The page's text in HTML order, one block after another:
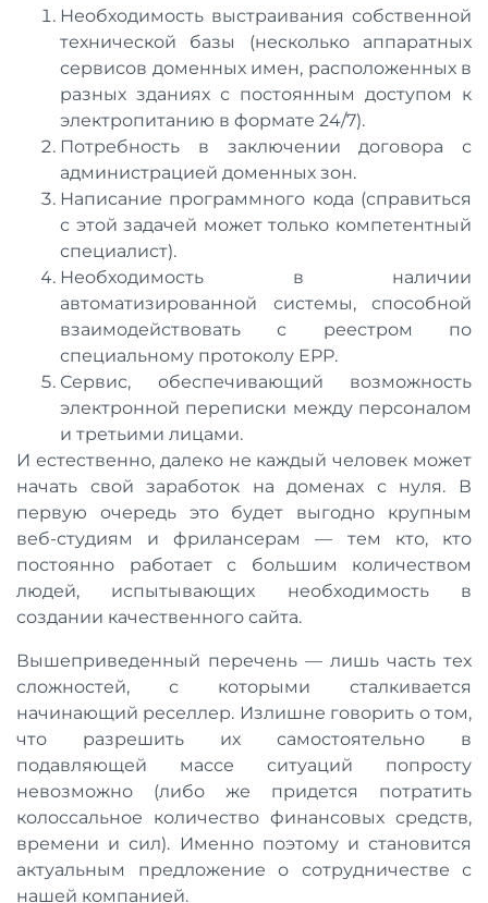
Необходимость выстраивания собственной
технической базы (несколько аппаратных
сервисов доменных имен, расположенных в
разных зданиях с постоянным доступом к
электропитанию в формате 24/7).
Потребность в заключении договора с
администрацией доменных зон.
Написание программного кода (справиться
с этой задачей может только компетентный
специалист).
Необходимость в наличии
автоматизированной системы, способной
взаимодействовать с реестром по
специальному протоколу EPP.
Сервис, обеспечивающий возможность
электронной переписки между персоналом
и третьими лицами.
И естественно, далеко не каждый человек может
начать свой заработок на доменах с нуля. В
первую очередь это будет выгодно крупным
веб-студиям и фрилансерам — тем кто, кто
постоянно работает с большим количеством
людей, испытывающих необходимость в
создании качественного сайта.
Вышеприведенный перечень — лишь часть тех
сложностей, с которыми сталкивается
начинающий реселлер. Излишне говорить о том,
что разрешить их самостоятельно в
подавляющей массе ситуаций попросту
невозможно (либо же придется потратить
колоссальное количество финансовых средств,
времени и сил). Именно поэтому и становится
актуальным предложение о сотрудничестве с
нашей компанией.